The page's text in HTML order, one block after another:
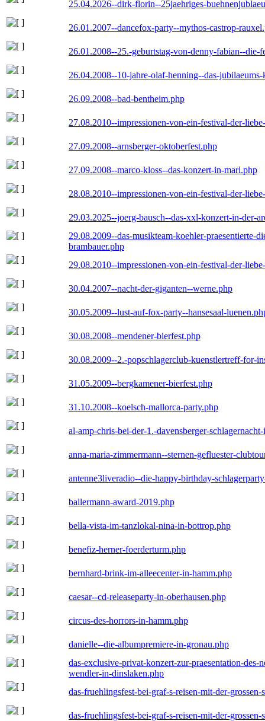
25.04.2026--dirk-florin--25jaehriges-
26.01.2007--dancefox-party--mythos-castrop-
26.01.2008--25.-geburtstag-von-denny-fabian--die-
26.04.2008--10-jahre-olaf-henning--das-
26.09.2008--bad-bentheim.php
27.08.2010--impressionen-von-ein-festival-der-
27.09.2008--arnsberger-oktoberfest.php
27.09.2008--marco-kloss--das-konzert-in-marl.php
28.08.2010--impressionen-von-ein-festival-der-
29.03.2025--joerg-bausch--das-xxl-konzert-in-der-
29.08.2009--das-musikteam-koehler-praesentierte-
brambauer.php
29.08.2010--impressionen-von-ein-festival-der-
30.04.2007--nacht-der-giganten--werne.php
30.05.2009--lust-auf-fox-party--hansesaal-
30.08.2008--mendener-bierfest.php
30.08.2009--2.-popschlagerclub-kuenstlertreff-for-
31.05.2009--bergkamener-bierfest.php
31.10.2008--koelsch-mallorca-party.php
al-amp-chris-bei-der-1.-davensberger-
anna-maria-zimmermann--sternen-gefluester-
antenne3liveradio--die-happy-birthday-
ballermann-award-2019.php
bella-vista-im-tanzlokal-nina-in-bottrop.php
benefiz-herner-foerderturm.php
bernhard-brink-im-alleecenter-in-hamm.php
caesar--cd-releaseparty-in-oberhausen.php
circus-des-horrors-in-hamm.php
danielle--die-albumpremiere-in-gronau.php
das-exclusive-privat-konzert-zur-praesentation-
wendler-in-dinslaken.php
das-fruehlingsfest-bei-graf-s-reisen-mit-der-
das-fruehlingsfest-bei-graf-s-reisen-mit-der-